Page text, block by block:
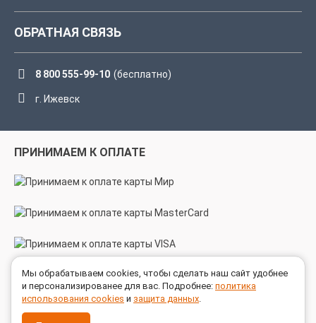
ОБРАТНАЯ СВЯЗЬ
8 800 555-99-10 (бесплатно)
г. Ижевск
ПРИНИМАЕМ К ОПЛАТЕ
МЫ В СОЦСЕТЯХ
Мы обрабатываем cookies, чтобы сделать наш сайт удобнее
и персонализированее для вас. Подробнее: политика
использования cookies и защита данных.